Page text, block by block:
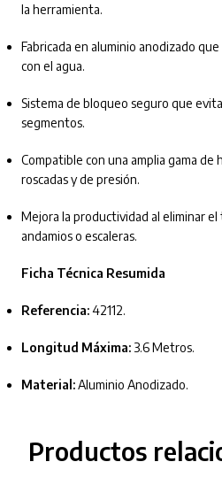
la herramienta.
Fabricada en aluminio anodizado
con el agua.
Sistema de bloqueo seguro que
segmentos.
Compatible con una amplia gama de
roscadas y de presión.
Mejora la productividad al eliminar
andamios o escaleras.
Ficha Técnica Resumida
Referencia:42112.
Longitud Máxima:3.6 Metros.
Material:Aluminio Anodizado.
Productos